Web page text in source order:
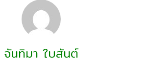
จันทิมา ใบสันต์